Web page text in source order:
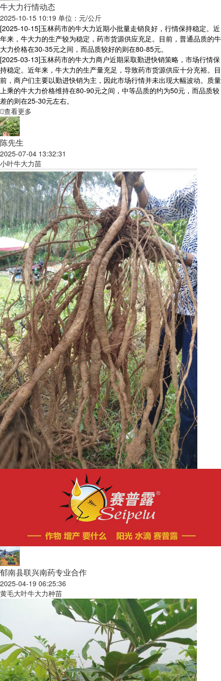
牛大力行情动态
2025-10-15 10:19 单位：元/公斤
[2025-10-15]玉林药市的牛大力近期小批量走销良好，行情保持稳定。近
年来，牛大力的生产较为稳定，药市货源供应充足。目前，普通品质的牛
大力价格在30-35元之间，而品质较好的则在80-85元。
[2025-03-13]玉林药市的牛大力商户近期采取勤进快销策略，市场行情保
持稳定。近年来，牛大力的生产量充足，导致药市货源供应十分充裕。目
前，商户们主要以勤进快销为主，因此市场行情并未出现大幅波动。质量
上乘的牛大力价格维持在80-90元之间，中等品质的约为50元，而品质较
差的则在25-30元左右。
查看更多
陈先生
2025-07-04 13:32:31
小叶牛大力苗
郁南县联兴南药专业合作
2025-04-19 06:25:36
黄毛大叶牛大力种苗